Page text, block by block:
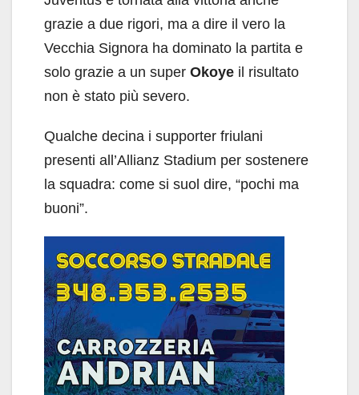
grazie a due rigori, ma a dire il vero la
Vecchia Signora ha dominato la partita e
solo grazie a un super Okoye il risultato
non è stato più severo.
Qualche decina i supporter friulani
presenti all’Allianz Stadium per sostenere
la squadra: come si suol dire, “pochi ma
buoni”.